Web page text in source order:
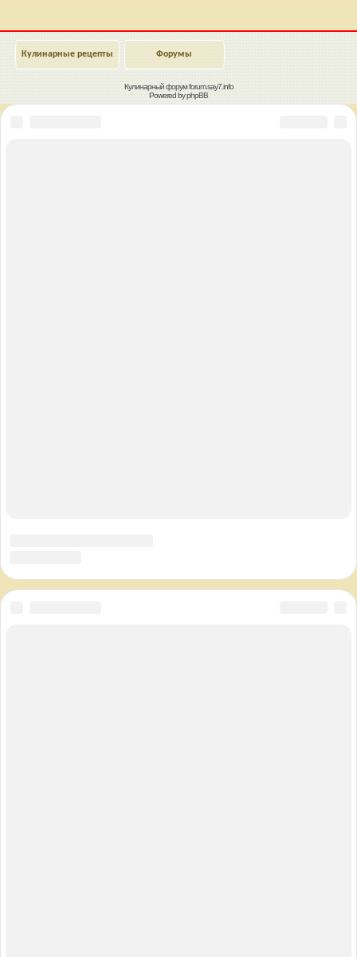
Кулинарные рецепты Форумы
Кулинарный форумforum.say7.info
Powered byphpBB